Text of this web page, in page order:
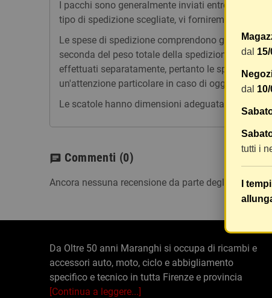
I pacchi sono generalmente inviati entro 2 giorni
tipo di spedizione scegliate, vi forniremo un link
Le spese di spedizione comprendono gli oneri di
seconda del peso totale della spedizione. Vi
effettuati separatamente, pertanto le spese di
un'attenzione particolare in caso di oggetti fragili.
Le scatole hanno dimensioni adeguatamente
chat Commenti (0)
Ancora nessuna recensione da parte degli utenti.
dal
dal
tutti i
I
Da Oltre 50 anni Maranghi si occupa di ricambi e
accessori auto, moto, ciclo e abbigliamento
specifico e tecnico in tutta Firenze e provincia
[Continua a leggere...]